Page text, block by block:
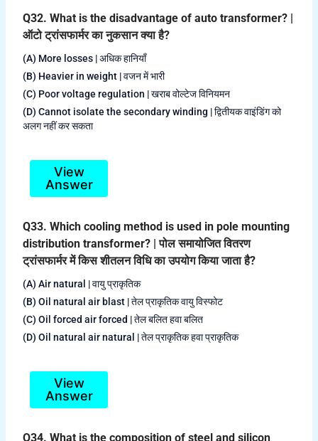
Q32. What is the disadvantage of auto transformer? |
ऑटो ट्रांसफार्मर का नुकसान क्या है?
(A) More losses | अधिक हानियाँ
(B) Heavier in weight | वजन में भारी
(C) Poor voltage regulation | खराब वोल्टेज विनियमन
(D) Cannot isolate the secondary winding | द्वितीयक वाइंडिंग को
अलग नहीं कर सकता
View
Answer
Q33. Which cooling method is used in pole mounting
distribution transformer? | पोल समायोजित वितरण
ट्रांसफार्मर में किस शीतलन विधि का उपयोग किया जाता है?
(A) Air natural | वायु प्राकृतिक
(B) Oil natural air blast | तेल प्राकृतिक वायु विस्फोट
(C) Oil forced air forced | तेल बलित हवा बलित
(D) Oil natural air natural | तेल प्राकृतिक हवा प्राकृतिक
View
Answer
Q34. What is the composition of steel and silicon